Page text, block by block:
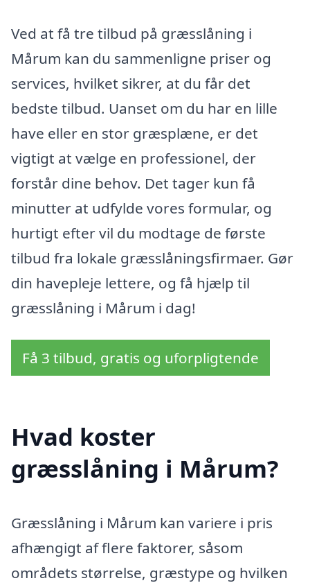
Ved at få tre tilbud på græsslåning i
Mårum kan du sammenligne priser og
services, hvilket sikrer, at du får det
bedste tilbud. Uanset om du har en lille
have eller en stor græsplæne, er det
vigtigt at vælge en professionel, der
forstår dine behov. Det tager kun få
minutter at udfylde vores formular, og
hurtigt efter vil du modtage de første
tilbud fra lokale græsslåningsfirmaer. Gør
din havepleje lettere, og få hjælp til
græsslåning i Mårum i dag!
Få 3 tilbud, gratis og uforpligtende
Hvad koster
græsslåning i Mårum?
Græsslåning i Mårum kan variere i pris
afhængigt af flere faktorer, såsom
områdets størrelse, græstype og hvilken